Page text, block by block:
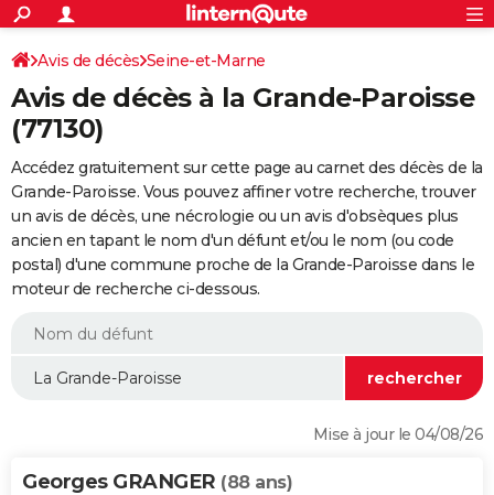
ACTUALITÉS
Politique
Société
Faits Divers
Education
Monde
Villes
+
SPORT
Coupe du monde 2026
Football
Tennis
Cyclisme
Rugby
Forum
FINANCE
Retraite
Impôts
Epargne
Immobilier
Risques naturels par ville
Banque
Assurance
Crédit
Essais
Réserver un essai
Citadines
Berlines
SUV
Forum auto
+
HIGH-TECH
Mobiles
Meilleur smartphone
Internet
Ordinateurs
Jeux vidéo
Guide high-tech
+BRICOLAGE
Forum
Aménagement intérieur
Extérieur
Cuisine
Salle de bains
Jardinage
Rangement
WEEK-END
Guides de France
Escapades
Patrimoine
Expositions
Musées
Week-end nature
LIFESTYLE
Alimentation
Guide de la santé
Maladies
Médicaments
Sommeil
VOYAGE
S'inscrire
Connexion
Avis de décès Seine-et-Marne
Avis de décès à la Grande-Paroisse
(77130)
Accédez gratuitement sur cette page au carnet des décès de la
Grande-Paroisse. Vous pouvez affiner votre recherche, trouver
un avis de décès, une nécrologie ou un avis d'obsèques plus
ancien en tapant le nom d'un défunt et/ou le nom (ou code
postal) d'une commune proche de la Grande-Paroisse dans le
moteur de recherche ci-dessous.
Mise à jour le 04/08/26
Georges GRANGER (88 ans)